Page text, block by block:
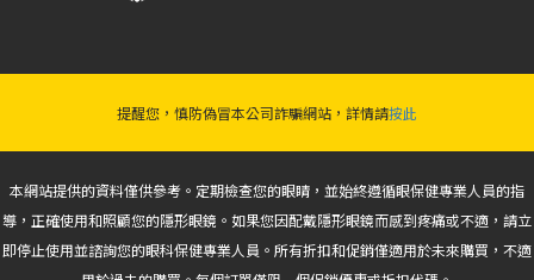
提醒您，慎防偽冒本公司詐騙網站，詳情請按此
本網站提供的資料僅供參考。定期檢查您的眼睛，並始終遵循眼保健專業人員的指
導，正確使用和照顧您的隱形眼鏡。如果您因配戴隱形眼鏡而感到疼痛或不適，請立
即停止使用並諮詢您的眼科保健專業人員。所有折扣和促銷僅適用於未來購買，不適